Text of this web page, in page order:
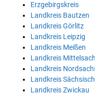
Erzgebirgskreis
Landkreis Bautzen
Landkreis Görlitz
Landkreis Leipzig
Landkreis Meißen
Landkreis
Landkreis
Landkreis
Landkreis Zwickau